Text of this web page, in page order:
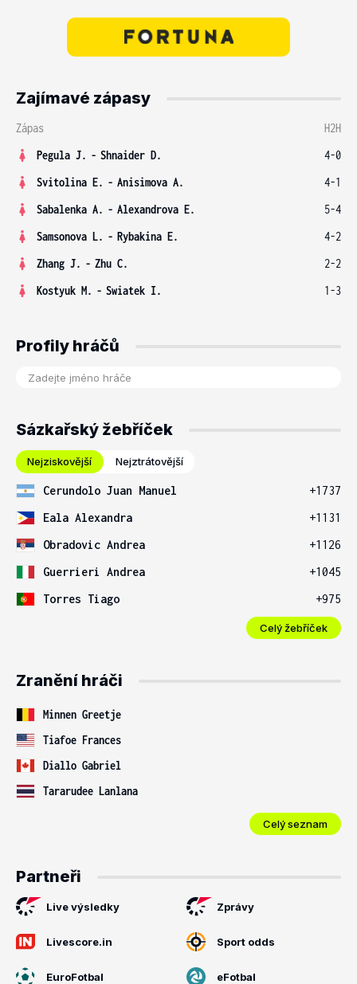
Zajímavé zápasy
Zápas
H2H
Pegula J. - Shnaider D.
4-0
Svitolina E. - Anisimova A.
4-1
Sabalenka A. - Alexandrova E.
5-4
Samsonova L. - Rybakina E.
4-2
Zhang J. - Zhu C.
2-2
Kostyuk M. - Swiatek I. 1-3
Profily hráčů
Sázkařský žebříček
Nejziskovější Nejztrátovější
Cerundolo Juan Manuel
+1737
Eala Alexandra
+1131
Obradovic Andrea
+1126
Guerrieri Andrea
+1045
Torres Tiago
+975
Celý žebříček
Zranění hráči
Minnen Greetje
Tiafoe Frances
Diallo Gabriel
Tararudee Lanlana
Celý seznam
Partneři
Live výsledky Zprávy
Livescore.in Sport odds
EuroFotbal eFotbal